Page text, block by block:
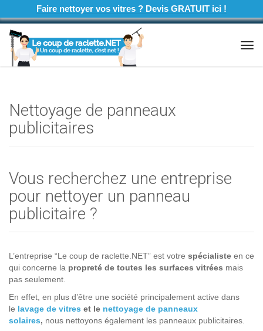
Faire nettoyer vos vitres ? Devis GRATUIT ici !
Nettoyage de panneaux
publicitaires
Vous recherchez une entreprise
pour nettoyer un panneau
publicitaire ?
L’entreprise “Le coup de raclette.NET” est votre spécialiste en ce
qui concerne la propreté de toutes les surfaces vitrées mais
pas seulement.
En effet, en plus d’être une société principalement active dans
le lavage de vitres et le nettoyage de panneaux
solaires, nous nettoyons également les panneaux publicitaires.